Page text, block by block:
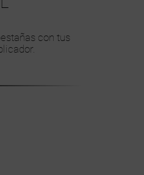
con tus